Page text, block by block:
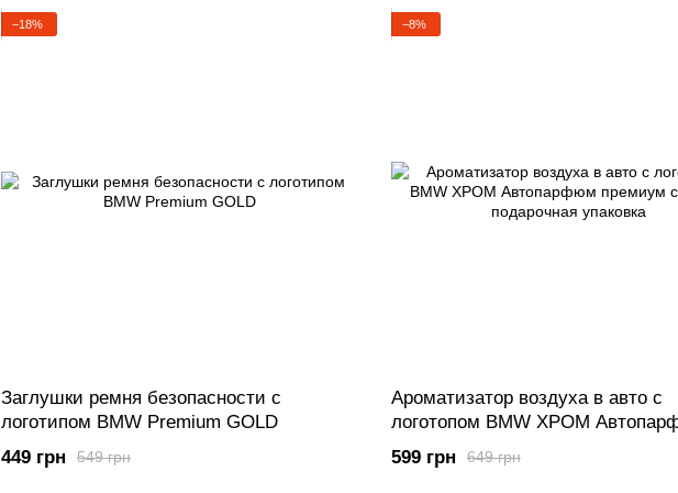
−18%
Заглушки ремня безопасности с
логотипом BMW Premium GOLD
549 грн
449 грн
−8%
Ароматизатор воздуха в авто с
логотопом BMW ХРОМ
премиум сегмент подарочная
649 грн
599 грн